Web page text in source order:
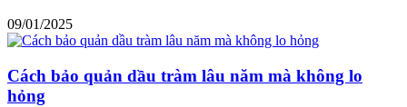
09/01/2025
Cách bảo quản dầu tràm lâu năm mà không lo
hỏng